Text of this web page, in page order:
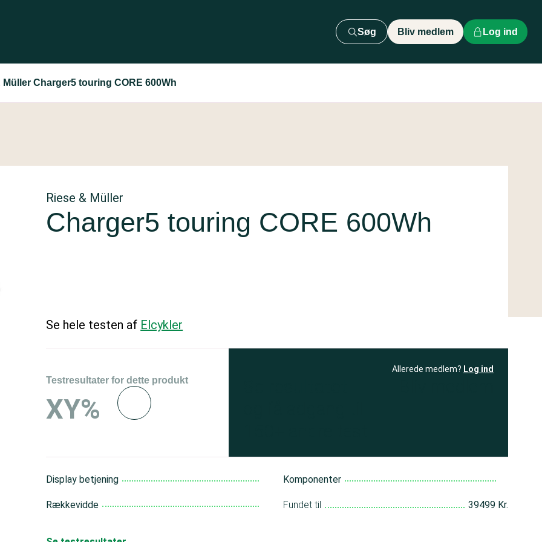
Søg Bliv medlem Log ind
Müller Charger5 touring CORE 600Wh
Riese & Müller
Charger5 touring CORE 600Wh
Se hele testen af Elcykler
Testresultater for dette produkt
XY%
Allerede medlem? Log ind
Display betjening
Rækkevidde
Komponenter
Fundet til 39499 Kr.